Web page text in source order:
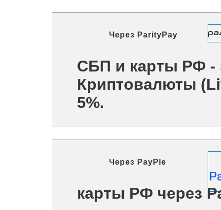
Через ParityPay
СБП и карты РФ -
Криптовалюты
5%.
Через PayPle
карты РФ через